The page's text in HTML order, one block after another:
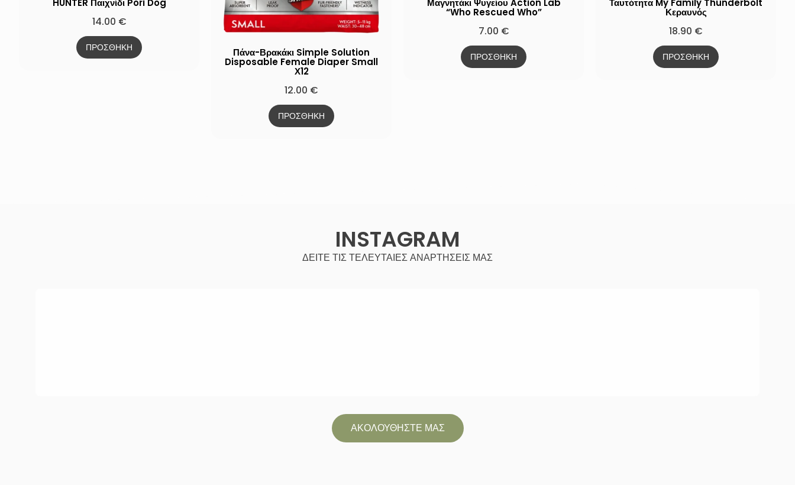
HUNTER Παιχνίδι Pori Dog
14.00 €
ΠΡΟΣΘΗΚΗ Πάνα-Βρακάκι Simple Solution
Disposable Female Diaper Small
Χ12
12.00 €
ΠΡΟΣΘΗΚΗ
Μαγνητάκι Ψυγείου Action Lab
“Who Rescued Who”
7.00 €
ΠΡΟΣΘΗΚΗ
Ταυτότητα My Family Thunderbolt
Κεραυνός
18.90 €
ΠΡΟΣΘΗΚΗ
INSTAGRAM
ΔΕΙΤΕ ΤΙΣ ΤΕΛΕΥΤΑΙΕΣ ΑΝΑΡΤΗΣΕΙΣ ΜΑΣ
ΑΚΟΛΟΥΘΗΣΤΕ ΜΑΣ